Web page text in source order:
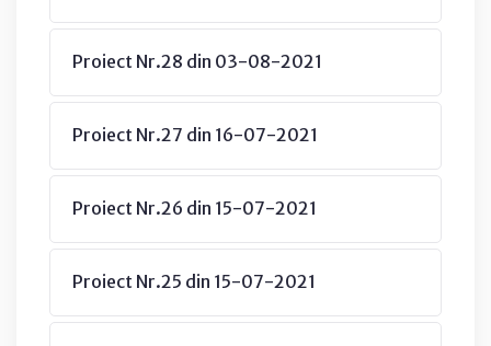
Proiect Nr.28 din 03-08-2021
Proiect Nr.27 din 16-07-2021
Proiect Nr.26 din 15-07-2021
Proiect Nr.25 din 15-07-2021